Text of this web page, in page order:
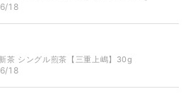
18
シングル煎茶【三重上嶋】30g
18